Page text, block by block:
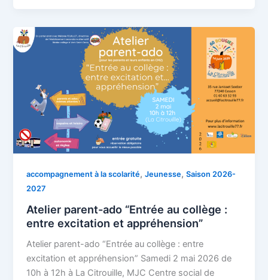
accompagnement à la scolarité,Jeunesse,Saison 2026-
2027
Atelier parent-ado “Entrée au collège :
entre excitation et appréhension”
Atelier parent-ado “Entrée au collège : entre
excitation et appréhension” Samedi 2 mai 2026 de
10h à 12h à La Citrouille, MJC Centre social de